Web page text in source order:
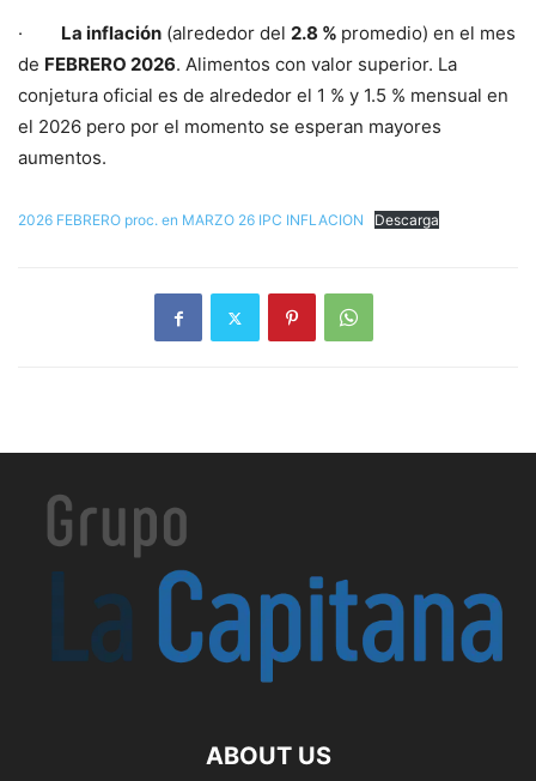
· La inflación (alrededor del 2.8 % promedio) en el mes
de FEBRERO 2026. Alimentos con valor superior. La
conjetura oficial es de alrededor el 1 % y 1.5 % mensual en
el 2026 pero por el momento se esperan mayores
aumentos.
2026 FEBRERO proc. en MARZO 26 IPC INFLACION Descarga
ABOUT US